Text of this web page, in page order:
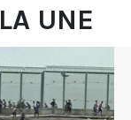
UNE